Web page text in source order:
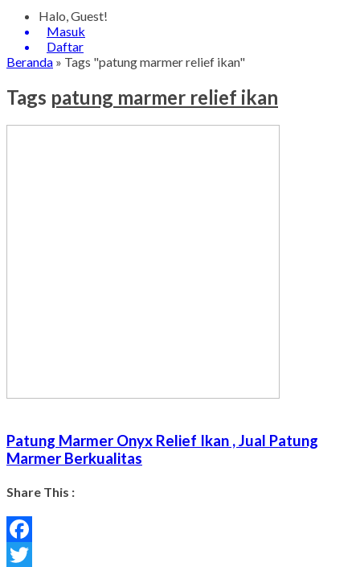
Halo, Guest!
Masuk
Daftar
Beranda » Tags "patung marmer relief ikan"
Tags patung marmer relief ikan
Patung Marmer Onyx Relief Ikan , Jual Patung
Marmer Berkualitas
Share This :
Facebook